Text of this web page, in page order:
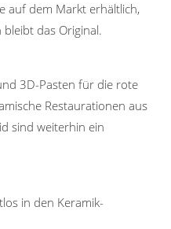
auf dem Markt erhältlich,
bleibt das Original.
3D-Pasten für die rote
Restaurationen aus
sind weiterhin ein
in den Keramik-